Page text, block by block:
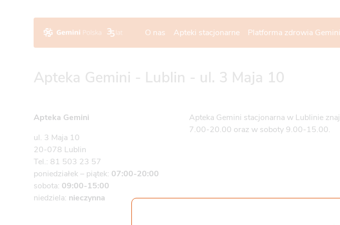
O nas Apteki stacjonarne Platforma zdrowia
Apteka Gemini - Lublin - ul. 3 Maja 10
Apteka Gemini
ul. 3 Maja 10
20-078 Lublin
Tel.: 81 503 23 57
poniedziałek – piątek: 07:00-20:00
sobota: 09:00-15:00
niedziela: nieczynna
Apteka Gemini stacjonarna w Lublinie
7.00-20.00 oraz w soboty 9.00-15.00.